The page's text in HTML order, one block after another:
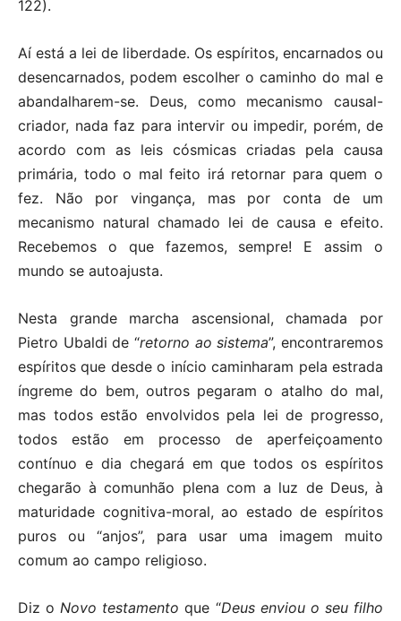
122).
Aí está a lei de liberdade. Os espíritos, encarnados ou
desencarnados, podem escolher o caminho do mal e
abandalharem-se. Deus, como mecanismo causal-
criador, nada faz para intervir ou impedir, porém, de
acordo com as leis cósmicas criadas pela causa
primária, todo o mal feito irá retornar para quem o
fez. Não por vingança, mas por conta de um
mecanismo natural chamado lei de causa e efeito.
Recebemos o que fazemos, sempre! E assim o
mundo se autoajusta.
Nesta grande marcha ascensional, chamada por
Pietro Ubaldi de “retorno ao sistema”, encontraremos
espíritos que desde o início caminharam pela estrada
íngreme do bem, outros pegaram o atalho do mal,
mas todos estão envolvidos pela lei de progresso,
todos estão em processo de aperfeiçoamento
contínuo e dia chegará em que todos os espíritos
chegarão à comunhão plena com a luz de Deus, à
maturidade cognitiva-moral, ao estado de espíritos
puros ou “anjos”, para usar uma imagem muito
comum ao campo religioso.
Diz o Novo testamento que “Deus enviou o seu filho